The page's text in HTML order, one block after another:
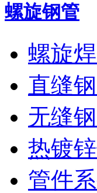
螺旋钢管
螺旋
直缝
无缝
热镀
管件